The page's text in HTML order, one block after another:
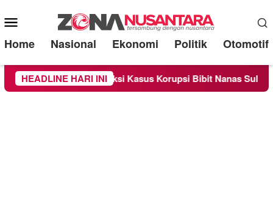
Mobile
Menu
Home Nasional Ekonomi Politik Otomotif
HEADLINE HARI INI
Saksi Kasus Korupsi Bibit Nanas Sulsel Rp 52,4 Miliar